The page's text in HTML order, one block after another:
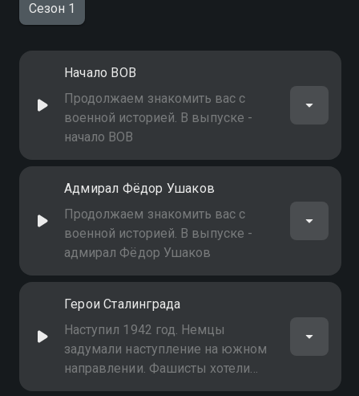
Сезон 1
Начало ВОВ
Продолжаем знакомить вас с
военной историей. В выпуске -
начало ВОВ
Адмирал Фёдор Ушаков
Продолжаем знакомить вас с
военной историей. В выпуске -
адмирал Фёдор Ушаков
Герои Сталинграда
Наступил 1942 год. Немцы
задумали наступление на южном
направлении. Фашисты хотели
лишить Советский Союз важных